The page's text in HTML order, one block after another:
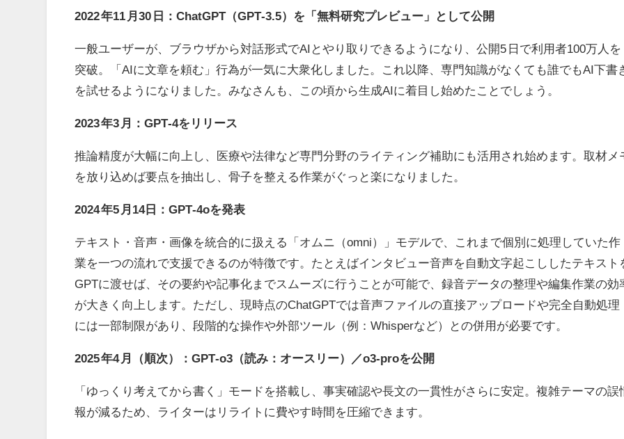
2022年11 月30 日：ChatGPT（GPT‑3.5）を「無料研究プレビュー」として公開
一般ユーザーが、ブラウザから対話形式でAI とやり取りできるようになり、公開5 日で利用者100万人を
突破。「 AIに文章を頼む」行為が一気に大衆化しました。これ以降、専門知識がなくても誰でもAI下書
を試せるようになりました。みなさんも、この頃から生成AIに着目し始めたことでしょう。
2023年3 月：GPT‑4をリリース
推論精度が大幅に向上し、医療や法律など専門分野のライティング補助にも活用され始めます。取材メ
を放り込めば要点を抽出し、骨子を整える作業がぐっと楽になりました。
2024年5 月 14日：GPT‑4oを発表
テキスト・音声・画像を統合的に扱える「オムニ（omni）」モデルで、これまで個別に処理していた作
業を一つの流れで支援できるのが特徴です。たとえばインタビュー音声を自動文字起こししたテキスト
GPTに渡せば、その要約や記事化までスムーズに行うことが可能で、録音データの整理や編集作業の効
が大きく向上します。ただし、現時点のChatGPTでは音声ファイルの直接アップロードや完全自動処理
には一部制限があり、段階的な操作や外部ツール（例：Whisperなど）との併用が必要です。
2025年4 月（順次）：GPT‑o3 （読み：オースリー）／o3‑proを公開
「ゆっくり考えてから書く」モードを搭載し、事実確認や長文の一貫性がさらに安定。複雑テーマの誤
報が減るため、ライターはリライトに費やす時間を圧縮できます。